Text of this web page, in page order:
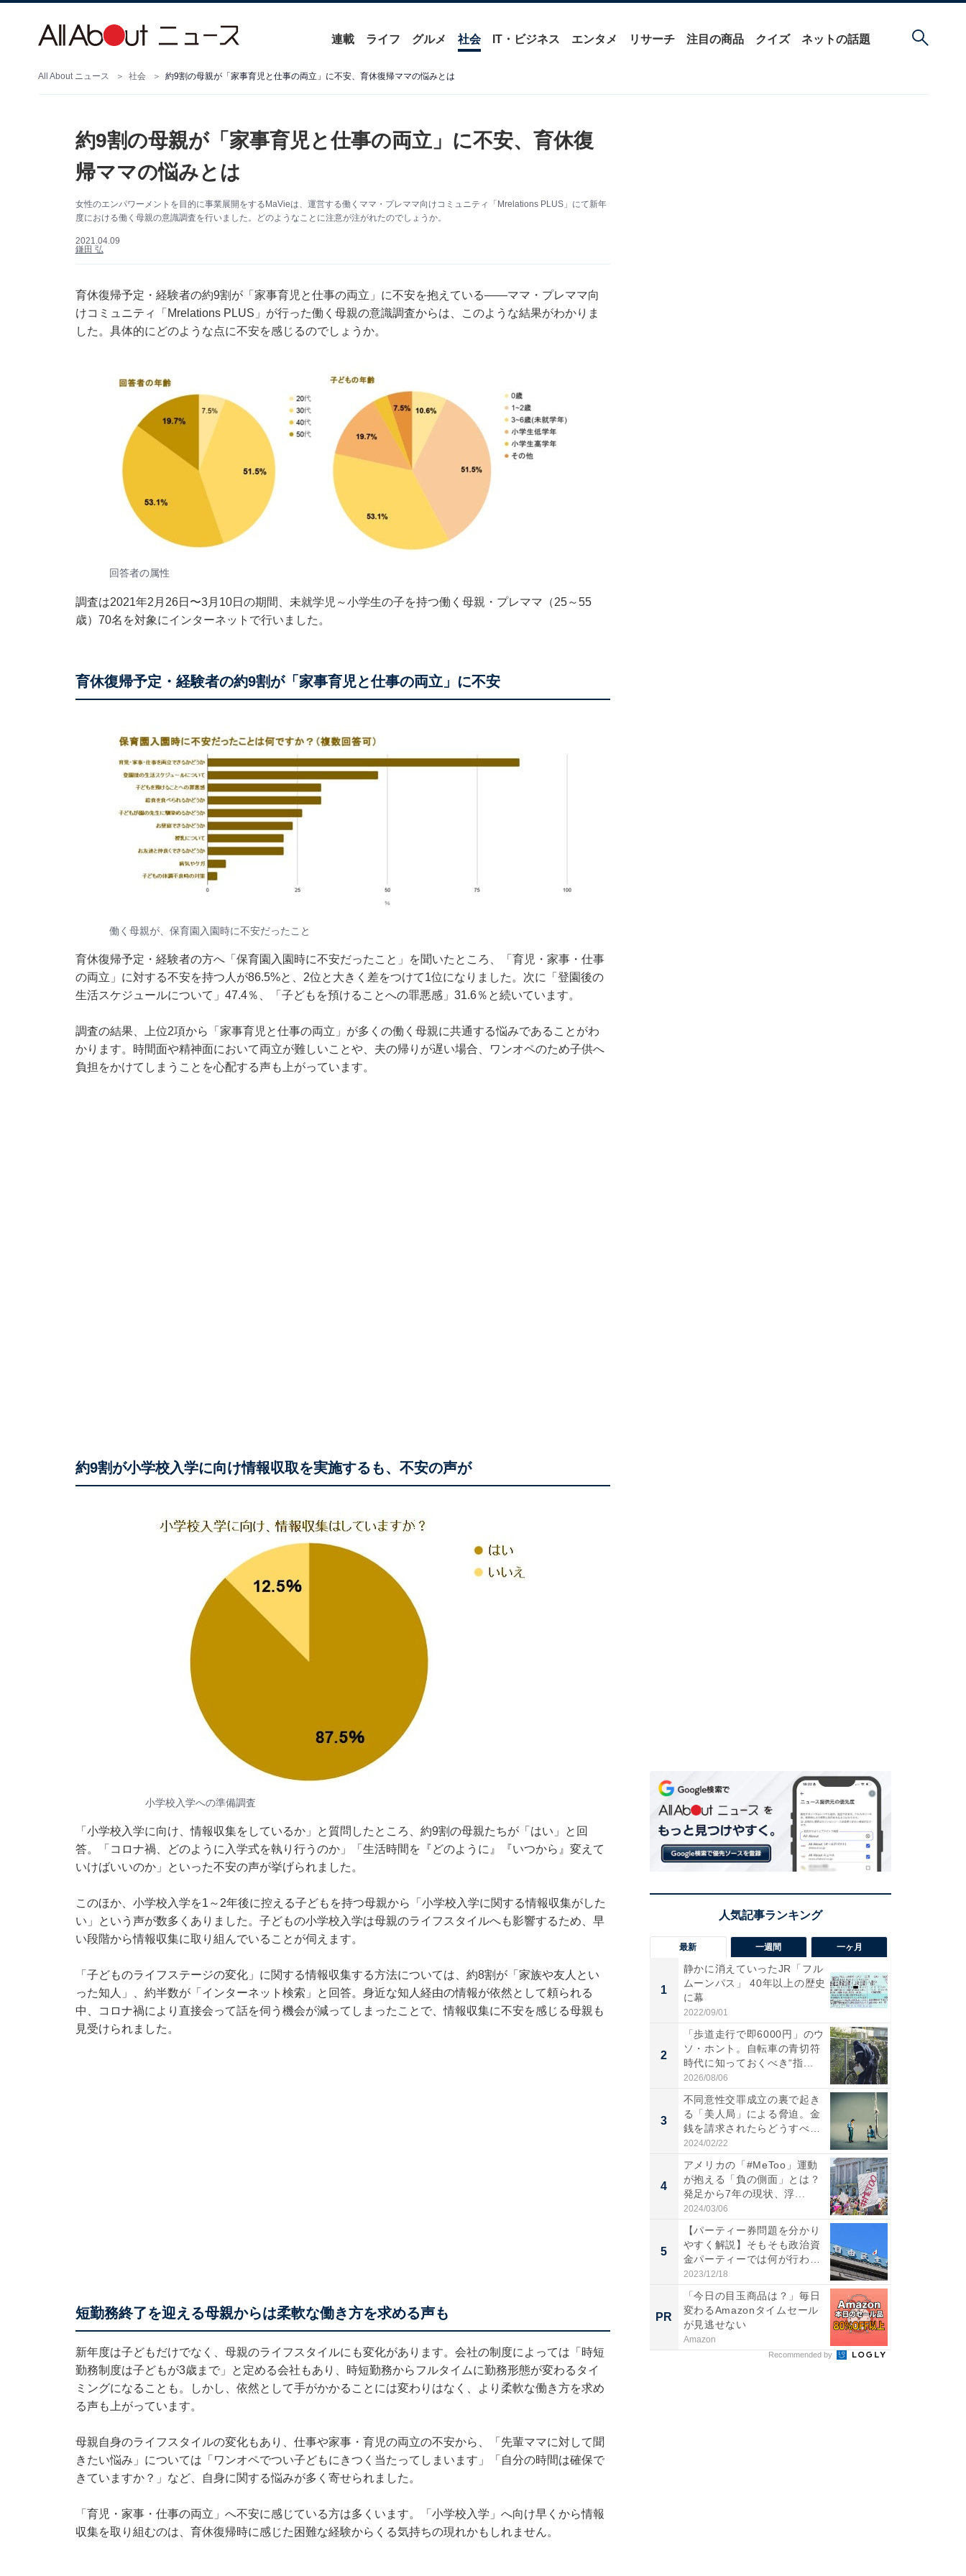
連載 ライフ グルメ 社会 IT・ビジネス エンタメ リサーチ 注目の商品 クイズ ネットの話題
All About ニュース 社会 約9割の母親が「家事育児と仕事の両立」に不安、育休復帰ママの悩みとは
約9割の母親が「家事育児と仕事の両立」に不安、育休復
帰ママの悩みとは
女性のエンパワーメントを目的に事業展開をするMaVieは、運営する働くママ・プレママ向けコミュニティ「Mrelations PLUS」にて新年
度における働く母親の意識調査を行いました。どのようなことに注意が注がれたのでしょうか。
2021.04.09
鎌田 弘
育休復帰予定・経験者の約9割が「家事育児と仕事の両立」に不安を抱えている――ママ・プレママ向
けコミュニティ「Mrelations PLUS」が行った働く母親の意識調査からは、このような結果がわかりま
した。具体的にどのような点に不安を感じるのでしょうか。
回答者の属性
調査は2021年2月26日〜3月10日の期間、未就学児～小学生の子を持つ働く母親・プレママ（25～55
歳）70名を対象にインターネットで行いました。
育休復帰予定・経験者の約9割が「家事育児と仕事の両立」に不安
働く母親が、保育園入園時に不安だったこと
育休復帰予定・経験者の方へ「保育園入園時に不安だったこと」を聞いたところ、「育児・家事・仕事
の両立」に対する不安を持つ人が86.5%と、2位と大きく差をつけて1位になりました。次に「登園後の
生活スケジュールについて」47.4％、「子どもを預けることへの罪悪感」31.6％と続いています。
調査の結果、上位2項から「家事育児と仕事の両立」が多くの働く母親に共通する悩みであることがわ
かります。時間面や精神面において両立が難しいことや、夫の帰りが遅い場合、ワンオペのため子供へ
負担をかけてしまうことを心配する声も上がっています。
約9割が小学校入学に向け情報収取を実施するも、不安の声が
小学校入学への準備調査
「小学校入学に向け、情報収集をしているか」と質問したところ、約9割の母親たちが「はい」と回
答。「コロナ禍、どのように入学式を執り行うのか」「生活時間を『どのように』『いつから』変えて
いけばいいのか」といった不安の声が挙げられました。
このほか、小学校入学を1～2年後に控える子どもを持つ母親から「小学校入学に関する情報収集がした
い」という声が数多くありました。子どもの小学校入学は母親のライフスタイルへも影響するため、早
い段階から情報収集に取り組んでいることが伺えます。
「子どものライフステージの変化」に関する情報収集する方法については、約8割が「家族や友人とい
った知人」、約半数が「インターネット検索」と回答。身近な知人経由の情報が依然として頼られる
中、コロナ禍により直接会って話を伺う機会が減ってしまったことで、情報収集に不安を感じる母親も
見受けられました。
短勤務終了を迎える母親からは柔軟な働き方を求める声も
新年度は子どもだけでなく、母親のライフスタイルにも変化があります。会社の制度によっては「時短
勤務制度は子どもが3歳まで」と定める会社もあり、時短勤務からフルタイムに勤務形態が変わるタイ
ミングになることも。しかし、依然として手がかかることには変わりはなく、より柔軟な働き方を求め
る声も上がっています。
母親自身のライフスタイルの変化もあり、仕事や家事・育児の両立の不安から、「先輩ママに対して聞
きたい悩み」については「ワンオペでつい子どもにきつく当たってしまいます」「自分の時間は確保で
きていますか？」など、自身に関する悩みが多く寄せられました。
「育児・家事・仕事の両立」へ不安に感じている方は多くいます。「小学校入学」へ向け早くから情報
収集を取り組むのは、育休復帰時に感じた困難な経験からくる気持ちの現れかもしれません。
最新 一週間 一ヶ月
1
静かに消えていったJR「フル
ムーンパス」 40年以上の歴史
に幕
2022/09/01
2
「歩道走行で即6000円」のウ
ソ・ホント。自転車の青切符
時代に知っておくべき“指...
2026/08/06
3
不同意性交罪成立の裏で起き
る「美人局」による脅迫。金
銭を請求されたらどうすべ
き？...
2024/02/22
4
アメリカの「#MeToo」運動
が抱える「負の側面」とは？
発足から7年の現状、浮...
2024/03/06
5
【パーティー券問題を分かり
やすく解説】そもそも政治資
金パーティーでは何が行われ
て...
2023/12/18
PR
「今日の目玉商品は？」毎日
変わるAmazonタイムセール
が見逃せない
Amazon
Recommended by